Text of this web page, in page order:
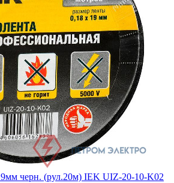
черн. (рул.20м) IEK UIZ-20-10-K02